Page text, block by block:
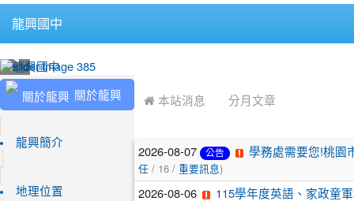
龍興國中
:::
關於龍興
龍興簡介
地理位置
 本站消息 分月文章
文
章
2026-08-07 公告 學務處需要您!桃園
任 / 16 / 重要訊息)
2026-08-06
115學年度英語、家政童